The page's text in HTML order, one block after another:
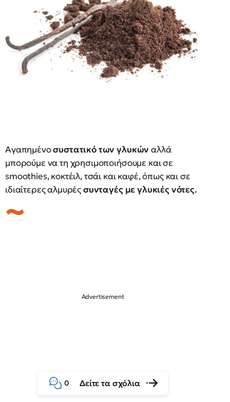
Αγαπημένοσυστατικό των γλυκών αλλά
μπορούμε να τη χρησιμοποιήσουμε και σε
smoothies, κοκτέιλ, τσάι και καφέ, όπως και σε
ιδιαίτερες αλμυρέςσυνταγές με γλυκιές νότες.
0 Δείτε τα σχόλια